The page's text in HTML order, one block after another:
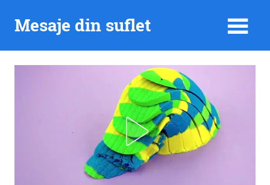
Mesaje din suflet